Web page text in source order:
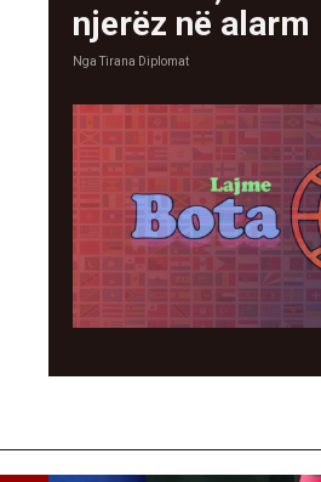
njerëz në alarm
NgaTirana Diplomat